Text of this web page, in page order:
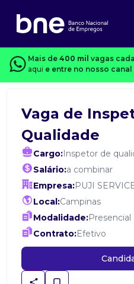
Mais de 400 mil vagas
aqui e entre no nosso
Vaga de
Qualidade
Cargo:Inspetor de
Salário:a combinar
Empresa:PUJI
Local:Campinas
Modalidade:Presencial
Contrato:Efetivo